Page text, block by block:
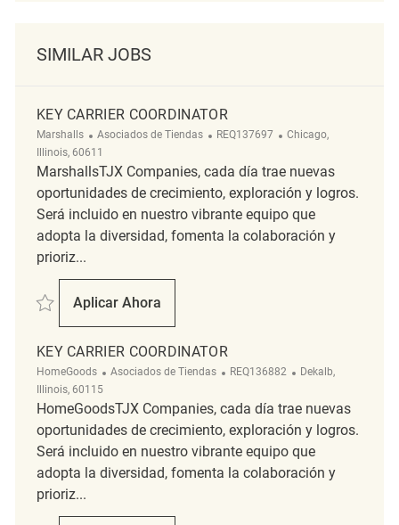
SIMILAR JOBS
KEY CARRIER COORDINATOR
Marshalls Categoría
Asociados de Tiendas ReqId
REQ137697 Ubicación
Chicago,
Illinois, 60611
MarshallsTJX Companies, cada día trae nuevas
oportunidades de crecimiento, exploración y logros.
Será incluido en nuestro vibrante equipo que
adopta la diversidad, fomenta la colaboración y
prioriz...
Salvar Key Carrier Coordinator REQ137697
Aplicar Ahora
Key Carrier Coordinator
KEY CARRIER COORDINATOR
HomeGoods Categoría
Asociados de Tiendas ReqId
REQ136882 Ubicación
Dekalb,
Illinois, 60115
HomeGoodsTJX Companies, cada día trae nuevas
oportunidades de crecimiento, exploración y logros.
Será incluido en nuestro vibrante equipo que
adopta la diversidad, fomenta la colaboración y
prioriz...